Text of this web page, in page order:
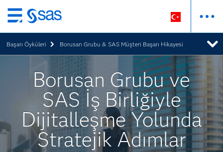
Ana
içeriğe
atla
Başarı Öyküleri Borusan Grubu & SAS Müşteri Başarı Hikayesi
Borusan Grubu ve
SAS İş Birliğiyle
Dijitalleşme Yolunda
Stratejik Adımlar